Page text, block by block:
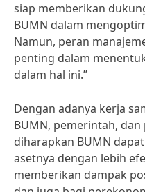
siap memberikan
BUMN dalam
Namun, peran
penting dalam
dalam hal ini.”
Dengan adanya kerja
BUMN, pemerintah,
diharapkan BUMN
asetnya dengan lebih
memberikan dampak